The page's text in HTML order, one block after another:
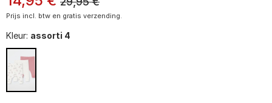
Prijs incl. btw en gratis verzending.
Kleur: assorti 4